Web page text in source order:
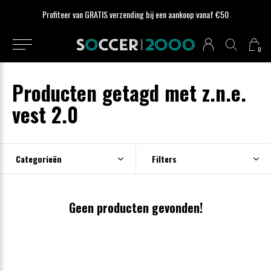
0
Profiteer van GRATIS verzending bij een aankoop vanaf €50
Producten getagd met z.n.e.
vest 2.0
Categorieën Filters
Geen producten gevonden!